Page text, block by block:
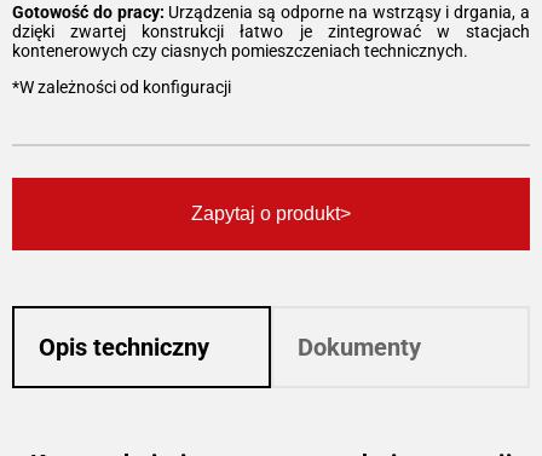
Gotowość do pracy: Urządzenia są odporne na wstrząsy i drgania, a
dzięki zwartej konstrukcji łatwo je zintegrować w stacjach
kontenerowych czy ciasnych pomieszczeniach technicznych.
*W zależności od konfiguracji
Zapytaj o produkt
Opis techniczny Dokumenty